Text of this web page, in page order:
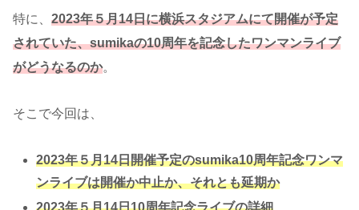
特に、 2023年５月14日に横浜スタジアムにて開催が予定
されていた、sumikaの10周年を記念したワンマンライブ
がどうなるのか。
そこで今回は、
2023年５月14日開催予定のsumika10周年記念ワンマ
ンライブは開催か中止か、それとも延期か